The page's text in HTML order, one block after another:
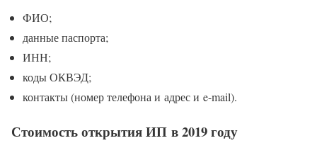
ФИО;
данные паспорта;
ИНН;
коды ОКВЭД;
контакты (номер телефона и адрес и e-mail).
Стоимость открытия ИП в 2019 году